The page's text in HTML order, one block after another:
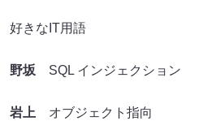
好きなIT用語
野坂 SQL インジェクション
岩上 オブジェクト指向